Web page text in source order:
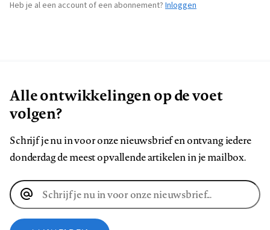
Heb je al een account of een abonnement? Inloggen
Alle ontwikkelingen op de voet
volgen?
Schrijf je nu in voor onze nieuwsbrief en ontvang iedere
donderdag de meest opvallende artikelen in je mailbox.
E-
mailadres